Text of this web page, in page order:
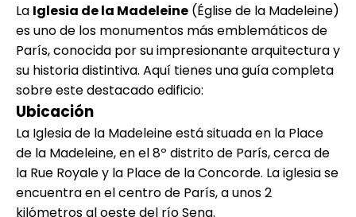
La Iglesia de la Madeleine (Église de la Madeleine)
es uno de los monumentos más emblemáticos de
París, conocida por su impresionante arquitectura y
su historia distintiva. Aquí tienes una guía completa
sobre este destacado edificio:
Ubicación
La Iglesia de la Madeleine está situada en la Place
de la Madeleine, en el 8º distrito de París, cerca de
la Rue Royale y la Place de la Concorde. La iglesia se
encuentra en el centro de París, a unos 2
kilómetros al oeste del río Sena.